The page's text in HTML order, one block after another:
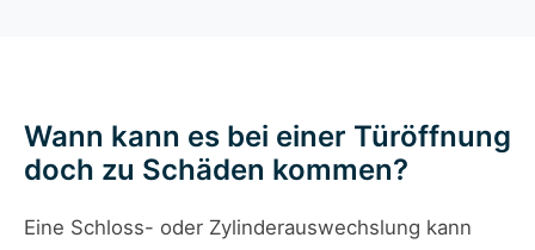
Wann kann es bei einer Türöffnung
doch zu Schäden kommen?
Eine Schloss- oder Zylinderauswechslung kann